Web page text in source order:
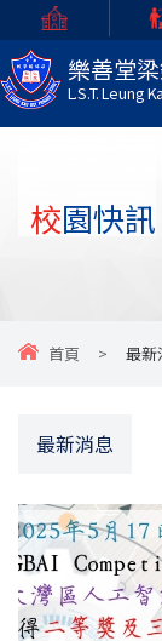
樂善堂
L.S.T. Leung
校園快訊
首頁 > 最新
最新消息